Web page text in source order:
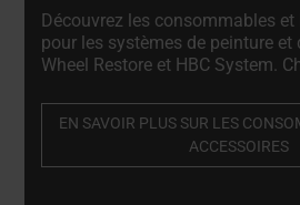
Découvrez les consommables et
pour les systèmes de peinture et
Wheel Restore et HBC System.
normes les plus strictes en
fiabilité et de compatibilité avec
EN SAVOIR PLUS SUR LES
ACCESSOIRES